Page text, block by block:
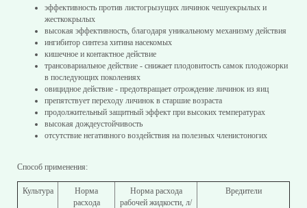
эффективность против листогрызущих личинок чешуекрылых и
жесткокрылых
высокая эффективность, благодаря уникальному механизму действия
ингибитор синтеза хитина насекомых
кишечное и контактное действие
трансовариальное действие - снижает плодовитость самок плодожорки
в последующих поколениях
овицидное действие - предотвращает отрождение личинок из яиц
препятствует переходу личинок в старшие возраста
продолжительный защитный эффект при высоких температурах
высокая дождеустойчивость
отсутствие негативного воздействия на полезных членистоногих
Способ применения:
Культура
Норма
расхода
Норма расхода
рабочей жидкости, л/
Вредители